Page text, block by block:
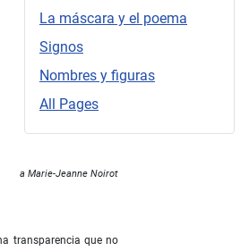
La máscara y el poema
Signos
Nombres y figuras
All Pages
a Marie-Jeanne Noirot
transparencia que no